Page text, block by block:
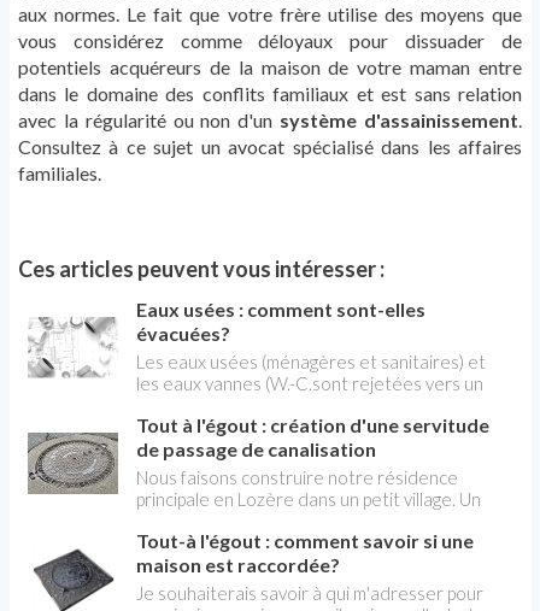
aux normes. Le fait que votre frère utilise des moyens que
vous considérez comme déloyaux pour dissuader de
potentiels acquéreurs de la maison de votre maman entre
dans le domaine des conflits familiaux et est sans relation
avec la régularité ou non d'un système d'assainissement
Consultez à ce sujet un avocat spécialisé dans les affaires
familiales.
Ces articles peuvent vous intéresser :
Eaux usées : comment sont-elles
évacuées?
Les eaux usées (ménagères et sanitaires) et
les eaux vannes (W.-C.sont rejetées vers un
dispose que d’une fosse septique, les eaux-
vannes (évacuées par les W.-C.) font l'objet d'un
réseau de canalisations adaptées aux
quantités d'effluents à rejeter.. Un réseau
d'évacuation est composé de canalisations
dont le diamètre tient compte du volume d'eau
à évacuer selon la contenance des appareils
sanitaires et ménagers.
Tout à l'égout : création d'une servitude
de passage de canalisation
Nous faisons construire notre résidence
principale en Lozère dans un petit village. Un
réseau collectif d'assainissement. En effet,
d'après VEOLIA, la carte de zonage est très
ancienne et ne tient pas compte des
Tout-à l'égout : comment savoir si une
maison est raccordée?
Je souhaiterais savoir à qui m'adresser pour